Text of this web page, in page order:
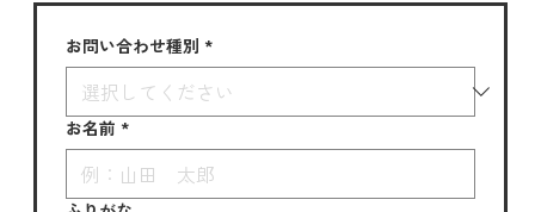
お問い合わせ種別 *
お名前 *